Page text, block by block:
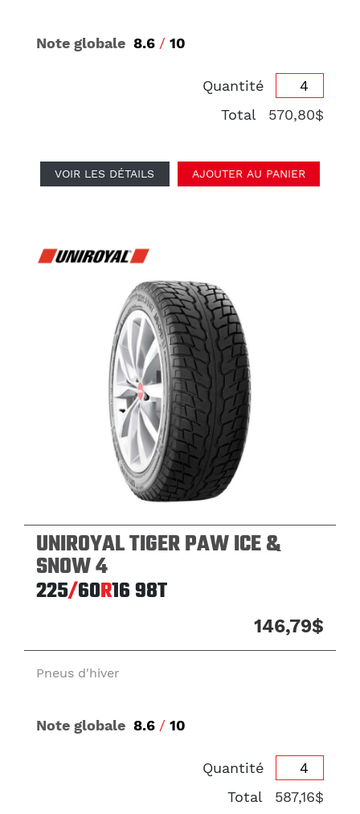
Note globale 8.6 / 10
Quantité
Total
570,80$
VOIR LES DÉTAILS AJOUTER AU PANIER
UNIROYAL TIGER PAW ICE &
SNOW 4
225/60R1698T
146,79$
Pneus d'hiver
Note globale 8.6 / 10
Quantité
Total
587,16$